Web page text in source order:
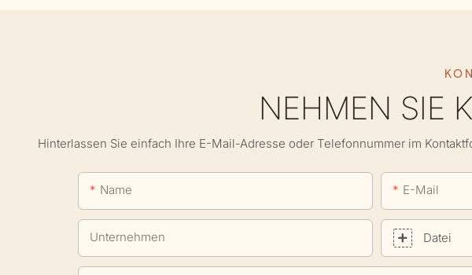
NEHMEN SIE
Hinterlassen Sie einfach Ihre E-Mail-Adresse oder Telefonnummer im
Name E-Mail
Unternehmen Datei